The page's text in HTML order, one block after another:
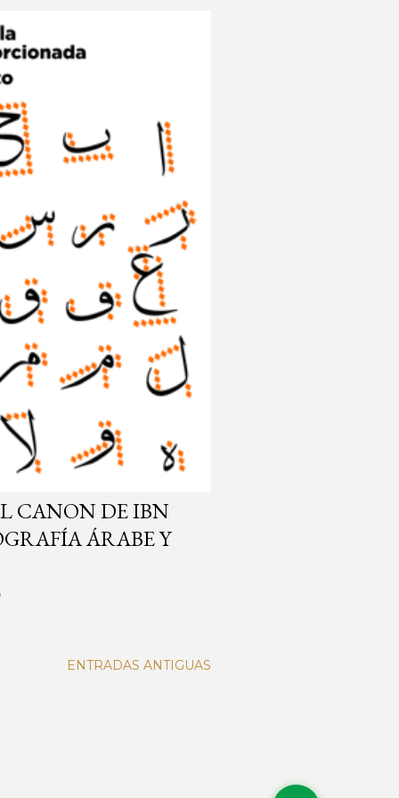
CANON DE IBN
ÁRABE Y
ENTRADAS ANTIGUAS